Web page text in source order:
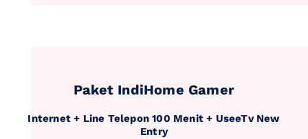
Paket IndiHome Gamer
Internet + Line Telepon 100 Menit + UseeTv New
Entry